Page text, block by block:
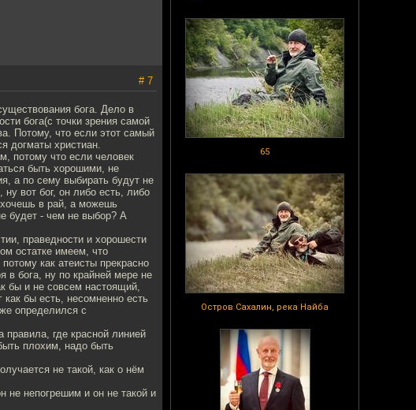
65
Остров Сахалин, река Найба
# 7
бога. Дело в
бога(с точки зрения самой
Потому, что если этот самый
догматы христиан.
потому что если человек
быть хорошими, не
а по сему выбирать будут не
вот бог, он либо есть, либо
хочешь в рай, а можешь
будет - чем не выбор? А
праведности и хорошести
остатке имеем, что
как атеисты прекрасно
в бога, ну по крайней мере не
бы и не совсем настоящий,
бы есть, несомненно есть
определился с
где красной линией
плохим, надо быть
не такой, как о нём
не непогрешим и он не такой и